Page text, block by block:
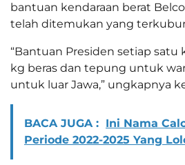
bantuan kendaraan berat
telah ditemukan yang
“Bantuan Presiden setiap satu
kg beras dan tepung untuk
untuk luar Jawa,” ungkapnya
BACA JUGA : Ini Nama
Periode 2022-2025 Yang